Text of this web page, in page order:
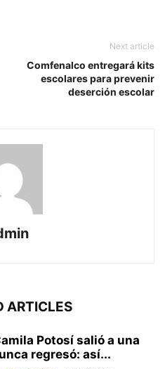
Next article
Comfenalco entregará kits
escolares para prevenir
deserción escolar
ARTICLES
Potosí salió a una
regresó: así...